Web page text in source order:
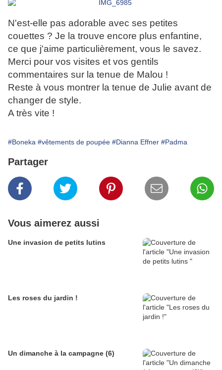
N'est-elle pas adorable avec ses petites
couettes ? Je la trouve encore plus enfantine,
ce que j'aime particulièrement, vous le savez.
Merci pour vos visites et vos gentils
commentaires sur la tenue de Malou !
Reste à vous montrer la tenue de Julie avant de
changer de style.
A très vite !
#Boneka #vêtements de poupée #Dianna Effner #Padma
Partager
Vous aimerez aussi
Une invasion de petits lutins
Les roses du jardin !
Un dimanche à la campagne (6)